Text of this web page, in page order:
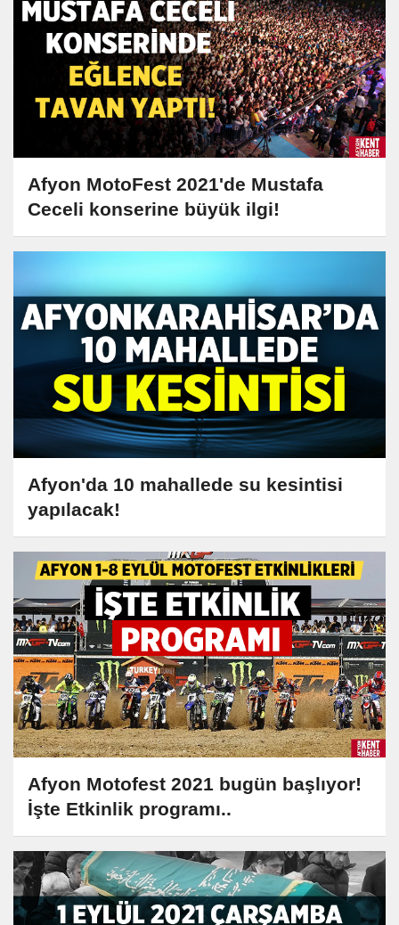
Afyon MotoFest 2021'de Mustafa
Ceceli konserine büyük ilgi!
Afyon'da 10 mahallede su kesintisi
yapılacak!
Afyon Motofest 2021 bugün başlıyor!
İşte Etkinlik programı..